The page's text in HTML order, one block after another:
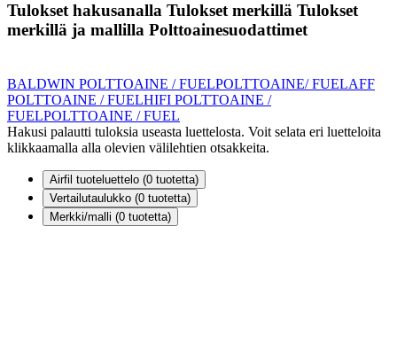
Tulokset hakusanalla Tulokset merkillä Tulokset
merkillä ja mallilla Polttoainesuodattimet
BALDWIN POLTTOAINE / FUELPOLTTOAINE/ FUELAFF
POLTTOAINE / FUELHIFI POLTTOAINE /
FUELPOLTTOAINE / FUEL
Hakusi palautti tuloksia useasta luettelosta. Voit selata eri luetteloita
klikkaamalla alla olevien välilehtien otsakkeita.
Airfil tuoteluettelo (0 tuotetta)
Vertailutaulukko (0 tuotetta)
Merkki/malli (0 tuotetta)